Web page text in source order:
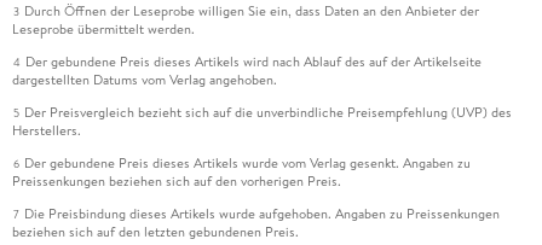
3 Durch Öffnen der Leseprobe willigen Sie ein, dass Daten an den Anbieter der
Leseprobe übermittelt werden.
4 Der gebundene Preis dieses Artikels wird nach Ablauf des auf der Artikelseite
dargestellten Datums vom Verlag angehoben.
5 Der Preisvergleich bezieht sich auf die unverbindliche Preisempfehlung (UVP) des
Herstellers.
6 Der gebundene Preis dieses Artikels wurde vom Verlag gesenkt. Angaben zu
Preissenkungen beziehen sich auf den vorherigen Preis.
7 Die Preisbindung dieses Artikels wurde aufgehoben. Angaben zu Preissenkungen
beziehen sich auf den letzten gebundenen Preis.